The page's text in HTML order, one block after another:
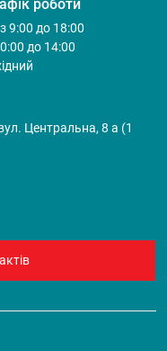
роботи
9:00 до 18:00
до 14:00
Центральна, 8 а (1